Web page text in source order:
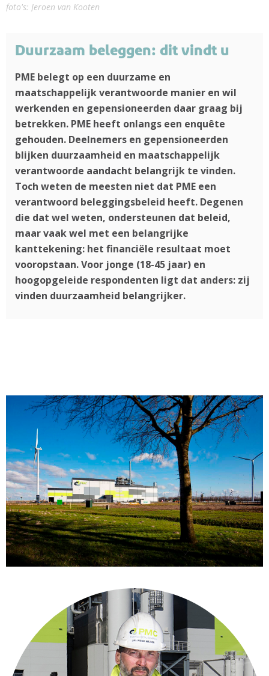
foto's: Jeroen van Kooten
Duurzaam beleggen: dit vindt u
PME belegt op een duurzame en
maatschappelijk verantwoorde ­manier en wil
werkenden en gepensioneerden daar graag bij
betrekken. PME heeft onlangs een enquête
gehouden. Deelnemers en gepensioneerden
blijken duurzaamheid en maatschappelijk
verantwoorde aandacht belangrijk te vinden.
Toch weten de meesten niet dat PME een
verantwoord beleggingsbeleid heeft. Degenen
die dat wel weten, ondersteunen dat beleid,
maar vaak wel met een belangrijke
kanttekening: het financiële resultaat moet
vooropstaan. Voor jonge (18-45 jaar) en
hoogopgeleide respondenten ligt dat anders: zij
vinden duurzaamheid belangrijker.